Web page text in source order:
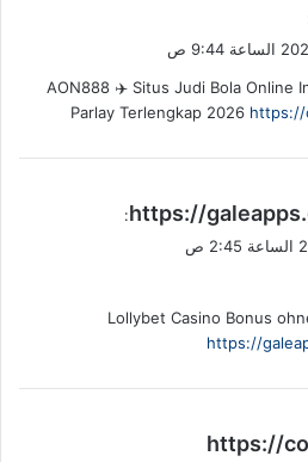
AON888 ✈️ Situs Judi Bola Online
Parlay Terlengkap 2026 https://
https://
:
Lollybet Casino Bonus
https://
https://